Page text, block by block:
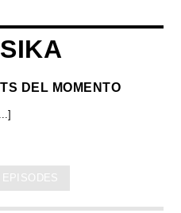
DEL MOMENTO
EPISODES